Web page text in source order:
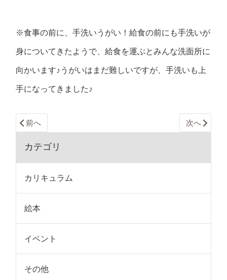
※食事の前に、手洗いうがい！給食の前にも手洗いが
身についてきたようで、給食を運ぶとみんな洗面所に
向かいます♪うがいはまだ難しいですが、手洗いも上
手になってきました♪
前へ 次へ
カテゴリ
カリキュラム
絵本
イベント
その他